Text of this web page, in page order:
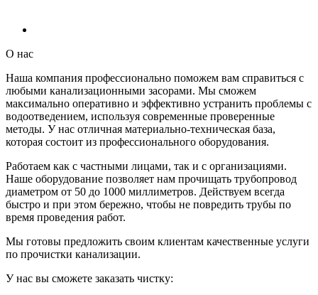
О нас
Наша компания профессионально поможем вам справиться с
любыми канализационными засорами. Мы сможем
максимально оперативно и эффективно устранить проблемы с
водоотведением, используя современные проверенные
методы. У нас отличная материально-техническая база,
которая состоит из профессионального оборудования.
Работаем как с частными лицами, так и с организациями.
Наше оборудование позволяет нам прочищать трубопровод
диаметром от 50 до 1000 миллиметров. Действуем всегда
быстро и при этом бережно, чтобы не повредить трубы по
время проведения работ.
Мы готовы предложить своим клиентам качественные услуги
по прочистки канализации.
У нас вы сможете заказать чистку: